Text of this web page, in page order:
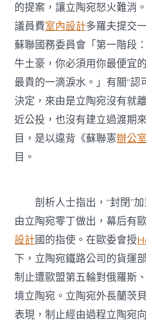
的提案，讓立陶宛怒火難消
議員費室內設計多羅夫提交
蘇聯國務委員會「第一階段
牛土豪，你必須用你最便宜
最貴的一滴淚水。」有關“認
決定，來由是立陶宛沒有就
近公投，也沒有建立過渡期
目，是以違背《蘇聯憲辦公
目。
剖析人士指出，“封閉”加
由立陶宛零丁做出，幕后有
設計國的指使。在歐委會授
下，立陶宛鐵路公司的貨運
制止遭歐盟第五輪對俄羅斯
境立陶宛。立陶宛外長蘭茨
表現，制止經由過程立陶宛